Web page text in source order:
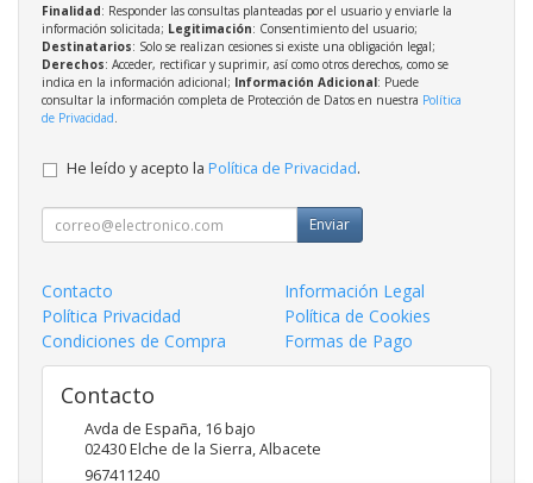
Finalidad: Responder las consultas planteadas por el usuario y enviarle la
información solicitada; Legitimación: Consentimiento del usuario;
Destinatarios: Solo se realizan cesiones si existe una obligación legal;
Derechos: Acceder, rectificar y suprimir, así como otros derechos, como se
indica en la información adicional; Información Adicional: Puede
consultar la información completa de Protección de Datos en nuestra Política
de Privacidad.
He leído y acepto la Política de Privacidad.
Enviar
Contacto
Información Legal
Política Privacidad
Política de Cookies
Condiciones de Compra
Formas de Pago
Contacto
Avda de España, 16 bajo
02430Elche de la Sierra,Albacete
967411240